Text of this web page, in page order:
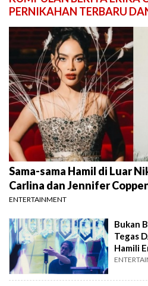
PERNIKAHAN TERBARU
Sama-sama Hamil di Luar
Carlina dan Jennifer
ENTERTAINMENT
Bukan
Tegas
Hamili